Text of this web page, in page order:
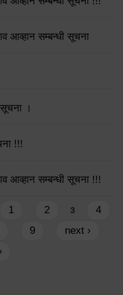
आव्हान सम्बन्धी सूचना
सूचना ।
!!!
आव्हान सम्बन्धी सूचना !!!
1 2 3
4
9
next ›